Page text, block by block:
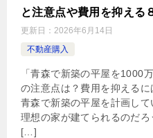
と注意点や費用を抑える
更新日： 2026年6月14日
不動産購入
「青森で新築の平屋を1000
の注意点は？費用を抑えるに
青森で新築の平屋を計画し
理想の家が建てられるのだろ
[…]